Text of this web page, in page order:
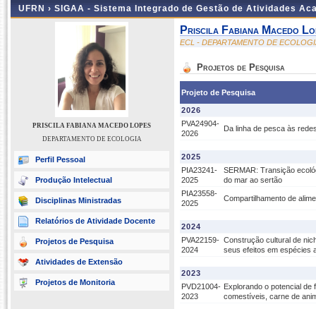
UFRN › SIGAA - Sistema Integrado de Gestão de Atividades
PRISCILA FABIANA MACEDO LOPES
DEPARTAMENTO DE ECOLOGIA
Perfil Pessoal
Produção Intelectual
Disciplinas Ministradas
Relatórios de Atividade Docente
Projetos de Pesquisa
Atividades de Extensão
Projetos de Monitoria
Priscila Fabiana Macedo
ECL - DEPARTAMENTO DE
Projetos de Pesquisa
Projeto de Pesquisa
2026
PVA24904-
2026
Da linha de pesca às
2025
PIA23241-
2025
SERMAR: Transição
do mar ao sertão
PIA23558-
2025
Compartilhamento de
2024
PVA22159-
2024
Construção cultural de
seus efeitos em espécies
2023
PVD21004-
2023
Explorando o potencial
comestíveis, carne de